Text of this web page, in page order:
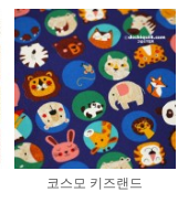
코스모 키즈랜드